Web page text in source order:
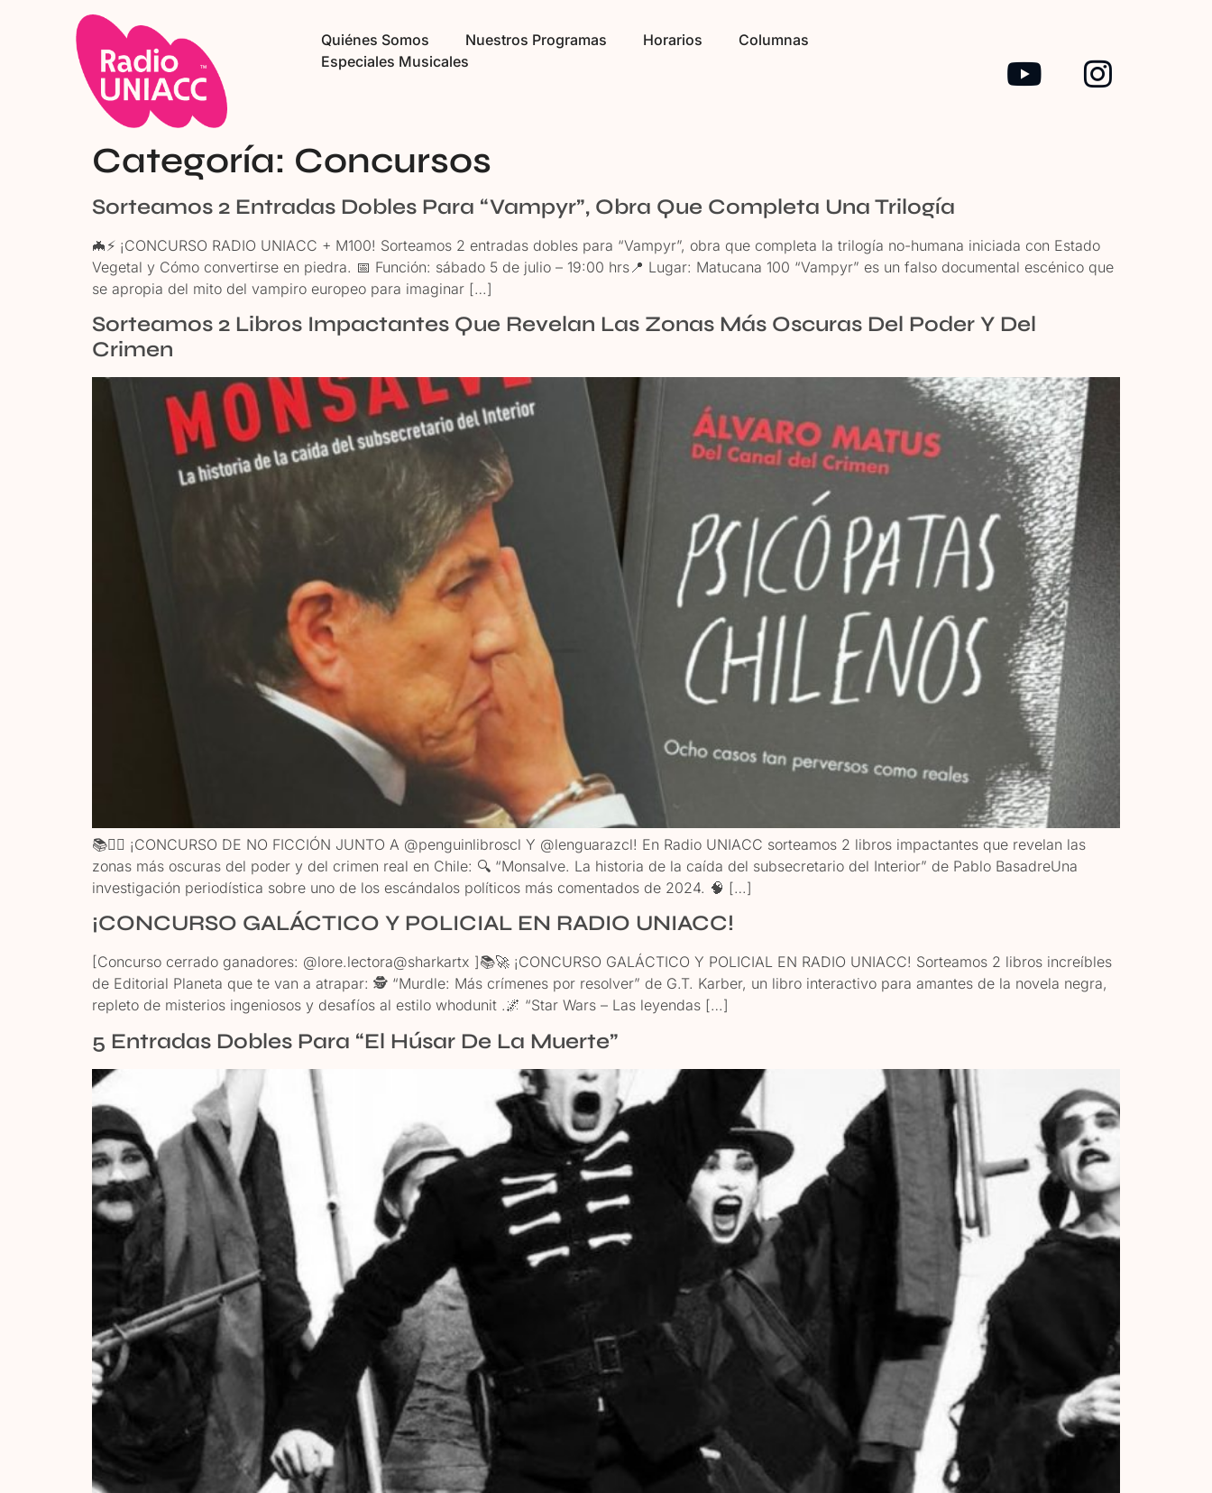
Quiénes Somos Nuestros Programas Horarios
Columnas
Especiales Musicales
Categoría: Concursos
Sorteamos 2 Entradas Dobles Para “Vampyr”, Obra Que Completa Una Trilogía
🦇⚡ ¡CONCURSO RADIO UNIACC + M100! Sorteamos 2 entradas dobles para “Vampyr”, obra que completa la trilogía no-humana iniciada con Estado
Vegetal y Cómo convertirse en piedra. 📅 Función: sábado 5 de julio – 19:00 hrs📍 Lugar: Matucana 100 “Vampyr” es un falso documental escénico que
se apropia del mito del vampiro europeo para imaginar […]
Sorteamos 2 Libros Impactantes Que Revelan Las Zonas Más Oscuras Del Poder Y Del
Crimen
📚🕵️‍♂️ ¡CONCURSO DE NO FICCIÓN JUNTO A @penguinlibroscl Y @lenguarazcl! En Radio UNIACC sorteamos 2 libros impactantes que revelan las
zonas más oscuras del poder y del crimen real en Chile: 🔍 “Monsalve. La historia de la caída del subsecretario del Interior” de Pablo BasadreUna
investigación periodística sobre uno de los escándalos políticos más comentados de 2024. 🧠 […]
¡CONCURSO GALÁCTICO Y POLICIAL EN RADIO UNIACC!
[Concurso cerrado ganadores: @lore.lectora@sharkartx ]📚🚀 ¡CONCURSO GALÁCTICO Y POLICIAL EN RADIO UNIACC! Sorteamos 2 libros increíbles
de Editorial Planeta que te van a atrapar: 🕵️ “Murdle: Más crímenes por resolver” de G.T. Karber, un libro interactivo para amantes de la novela negra,
repleto de misterios ingeniosos y desafíos al estilo whodunit .🌌 “Star Wars – Las leyendas […]
5 Entradas Dobles Para “El Húsar De La Muerte”